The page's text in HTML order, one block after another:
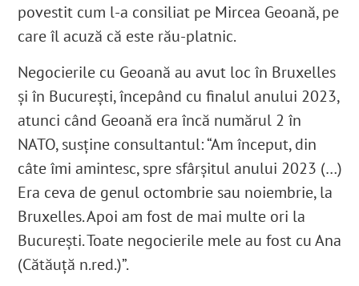
povestit cum l-a consiliat pe Mircea Geoană, pe
care îl acuză că este rău-platnic.
Negocierile cu Geoană au avut loc în Bruxelles
și în București, începând cu finalul anului 2023,
atunci când Geoană era încă numărul 2 în
NATO, susține consultantul: “Am început, din
câte îmi amintesc, spre sfârșitul anului 2023 (…)
Era ceva de genul octombrie sau noiembrie, la
Bruxelles. Apoi am fost de mai multe ori la
București. Toate negocierile mele au fost cu Ana
(Cătăuță n.red.)”.